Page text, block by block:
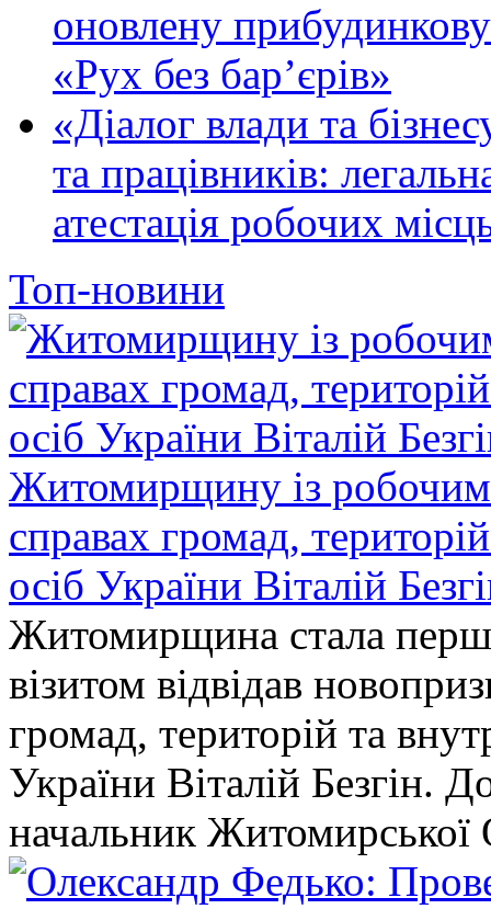
оновлену
«Рух без бар’єрів»
«Діалог влади та
та працівників:
атестація робочих
Топ-новини
Житомирщину із робочим
справах громад,
осіб України Віталій
Житомирщина стала
візитом відвідав
громад, територій та
України Віталій Безгін.
начальник